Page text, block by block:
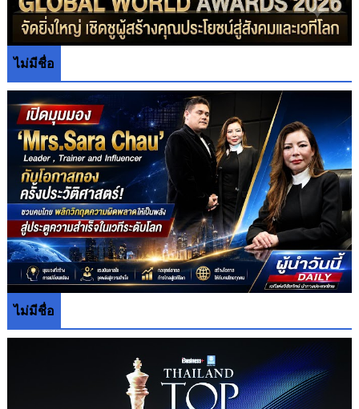
ไม่มีชื่อ
ไม่มีชื่อ